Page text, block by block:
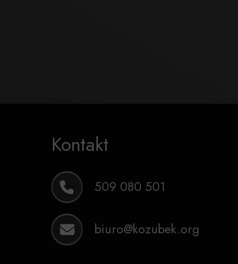
Kontakt
509 080 501
biuro@kozubek.org